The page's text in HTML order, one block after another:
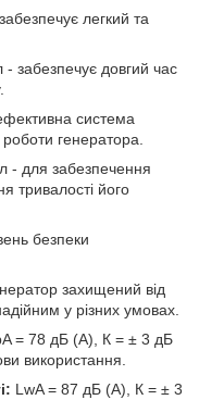
легкий та
- забезпечує довгий час
система
генератора.
- для забезпечення
тривалості його
безпеки
захищений від
у різних умовах.
= 78 дБ (А), К = ± 3 дБ
використання.
LwA = 87 дБ (А), К = ± 3